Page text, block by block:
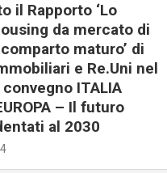
il Rapporto ‘Lo
da mercato di
maturo’ di
e Re.Uni nel
ITALIA
– Il futuro
al 2030